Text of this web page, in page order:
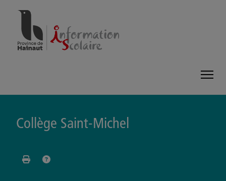
Collège Saint-Michel